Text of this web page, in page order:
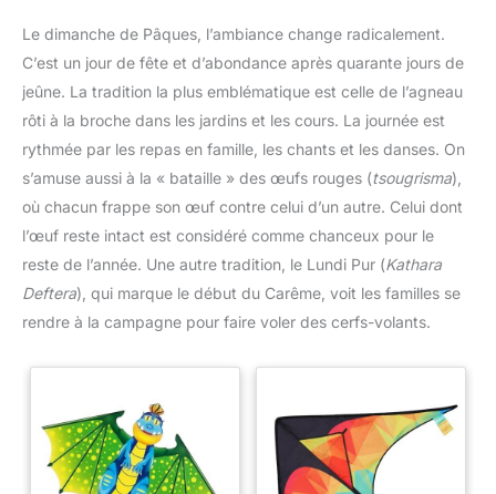
Le dimanche de Pâques, l’ambiance change radicalement.
C’est un jour de fête et d’abondance après quarante jours de
jeûne. La tradition la plus emblématique est celle de l’agneau
rôti à la broche dans les jardins et les cours. La journée est
rythmée par les repas en famille, les chants et les danses. On
s’amuse aussi à la « bataille » des œufs rouges (tsougrisma),
où chacun frappe son œuf contre celui d’un autre. Celui dont
l’œuf reste intact est considéré comme chanceux pour le
reste de l’année. Une autre tradition, le Lundi Pur (Kathara
Deftera), qui marque le début du Carême, voit les familles se
rendre à la campagne pour faire voler des cerfs-volants.